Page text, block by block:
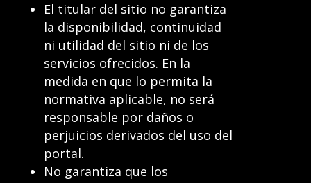
El titular del sitio no garantiza
la disponibilidad, continuidad
ni utilidad del sitio ni de los
servicios ofrecidos. En la
medida en que lo permita la
normativa aplicable, no será
responsable por daños o
perjuicios derivados del uso del
portal.
No garantiza que los